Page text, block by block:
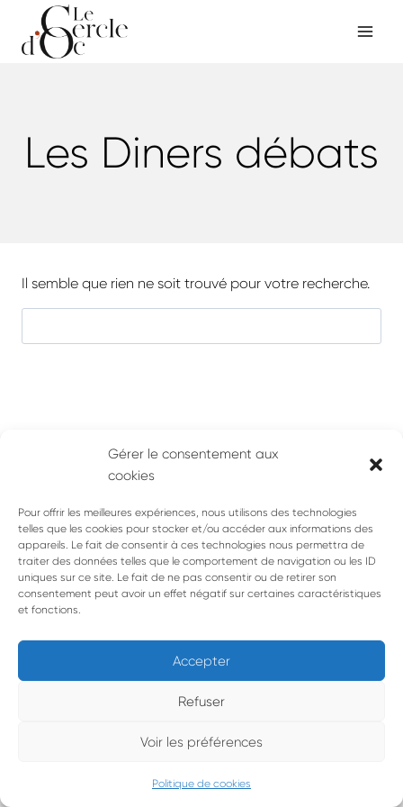
Gérer le consentement aux
cookies
Pour offrir les meilleures expériences, nous utilisons des technologies
telles que les cookies pour stocker et/ou accéder aux informations des
appareils. Le fait de consentir à ces technologies nous permettra de
traiter des données telles que le comportement de navigation ou les ID
uniques sur ce site. Le fait de ne pas consentir ou de retirer son
consentement peut avoir un effet négatif sur certaines caractéristiques
et fonctions.
Accepter
Refuser
Voir les préférences
Politique de cookies
contenu
Les Diners débats
Il semble que rien ne soit trouvé pour votre recherche.
© 1993 • 2026 • Le Cercle d’Oc • Tous droits réservés |